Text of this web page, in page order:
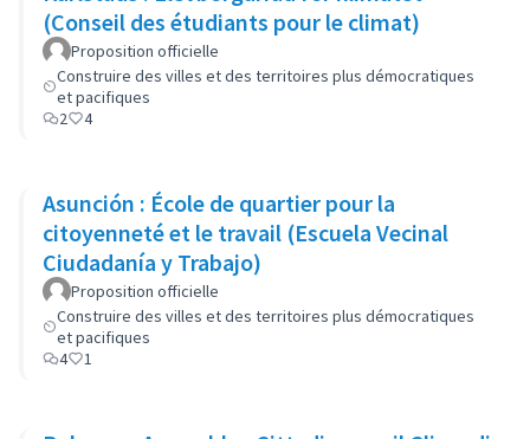
(Conseil des étudiants pour le climat)
Proposition officielle
Construire des villes et des territoires plus démocratiques
et pacifiques
2
4
Asunción : École de quartier pour la
citoyenneté et le travail (Escuela Vecinal
Ciudadanía y Trabajo)
Proposition officielle
Construire des villes et des territoires plus démocratiques
et pacifiques
4
1